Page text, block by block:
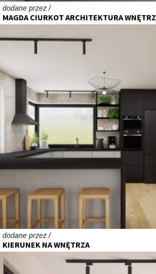
dodane przez /
MAGDA CIURKOT ARCHITEKTURA WNĘTRZ
dodane przez /
KIERUNEK NA WNĘTRZA